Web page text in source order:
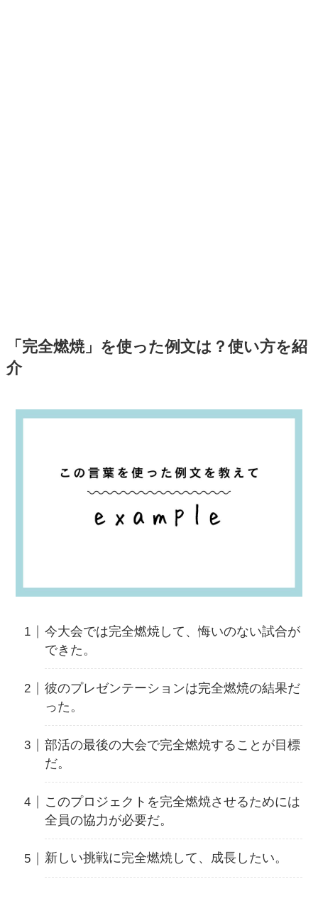
「完全燃焼」を使った例文は？使い方を紹
介
今大会では完全燃焼して、悔いのない試合が
できた。
彼のプレゼンテーションは完全燃焼の結果だ
った。
部活の最後の大会で完全燃焼することが目標
だ。
このプロジェクトを完全燃焼させるためには
全員の協力が必要だ。
新しい挑戦に完全燃焼して、成長したい。